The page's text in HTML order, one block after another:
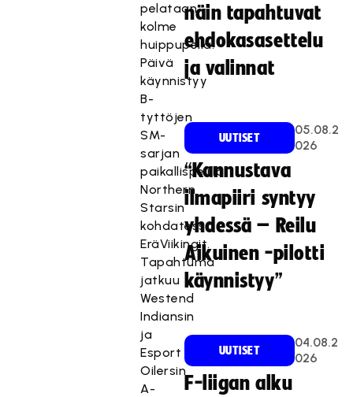
pelataan
kolme
huippupeliä.
Päivä
käynnistyy
B-
tyttöjen
SM-
sarjan
paikallispelillä
Northern
Starsin
kohdatessa
EräViikingit.
Tapahtuma
jatkuu
Westend
Indiansin
ja
Esport
Oilersin
A-
näin tapahtuvat
ehdokasasettelu
ja valinnat
UUTISET
05.08.2
026
“Kannustava
ilmapiiri syntyy
yhdessä – Reilu
Aikuinen -pilotti
käynnistyy”
UUTISET
04.08.2
026
F-liigan alku